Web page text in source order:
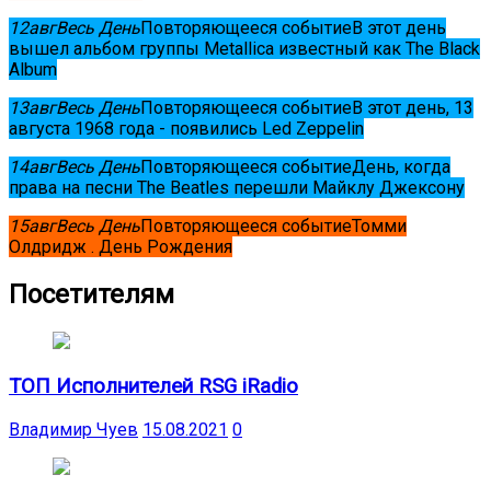
12авгВесь ДеньПовторяющееся событиеВ этот день
вышел альбом группы Metallica известный как The Black
Album
13авгВесь ДеньПовторяющееся событиеВ этот день, 13
августа 1968 года - появились Led Zeppelin
14авгВесь ДеньПовторяющееся событиеДень, когда
права на песни The Beatles перешли Майклу Джексону
15авгВесь ДеньПовторяющееся событиеТомми
Олдридж . День Рождения
Посетителям
ТОП Исполнителей RSG iRadio
Владимир Чуев 15.08.2021 0